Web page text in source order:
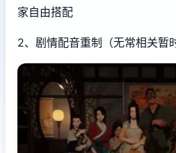
家自由搭配
2、剧情配音重制（无常相关暂